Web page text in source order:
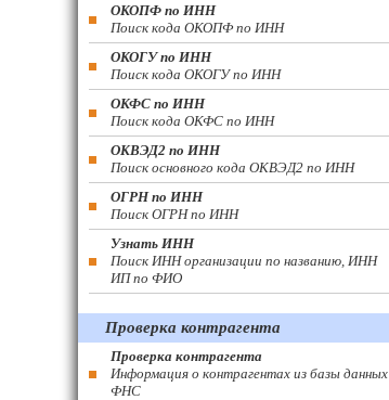
ОКОПФ по ИНН
Поиск кода ОКОПФ по ИНН
ОКОГУ по ИНН
Поиск кода ОКОГУ по ИНН
ОКФС по ИНН
Поиск кода ОКФС по ИНН
ОКВЭД2 по ИНН
Поиск основного кода ОКВЭД2 по ИНН
ОГРН по ИНН
Поиск ОГРН по ИНН
Узнать ИНН
Поиск ИНН организации по названию, ИНН
ИП по ФИО
Проверка контрагента
Проверка контрагента
Информация о контрагентах из базы данных
ФНС